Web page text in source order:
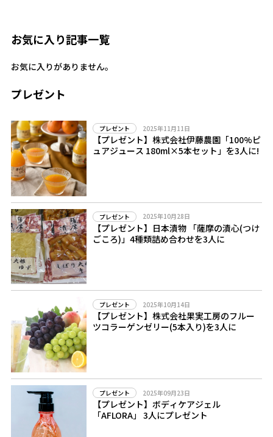
お気に入り記事一覧
お気に入りがありません。
プレゼント
プレゼント 2025年11月11日
【プレゼント】株式会社伊藤農園「100%ピ
ュアジュース 180ml×5本セット」を3人に!
プレゼント 2025年10月28日
【プレゼント】日本漬物 「薩摩の漬心(つけ
ごころ)」4種類詰め合わせを3人に
プレゼント 2025年10月14日
【プレゼント】株式会社果実工房のフルー
ツコラーゲンゼリー(5本入り)を3人に
プレゼント 2025年09月23日
【プレゼント】ボディケアジェル
「AFLORA」 3人にプレゼント